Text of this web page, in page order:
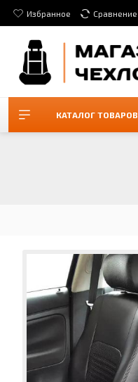
Избранное Сравнение
КАТАЛОГ ТОВАРОВ